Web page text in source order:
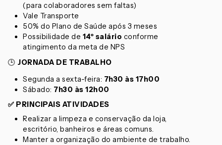
(para colaboradores sem faltas)
Vale Transporte
50% do Plano de Saúde após 3 meses
Possibilidade de 14º salário conforme
atingimento da meta de NPS
🕒 JORNADA DE TRABALHO
Segunda a sexta-feira: 7h30 às 17h00
Sábado: 7h30 às 12h00
✅ PRINCIPAIS ATIVIDADES
Realizar a limpeza e conservação da loja,
escritório, banheiros e áreas comuns.
Manter a organização do ambiente de trabalho.